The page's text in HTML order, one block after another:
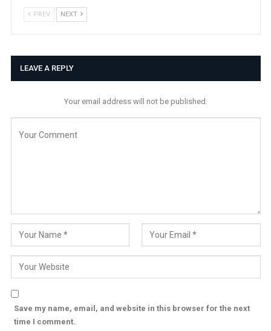
PREV NEXT
LEAVE A REPLY
Your email address will not be published.
Save my name, email, and website in this browser for the next
time I comment.